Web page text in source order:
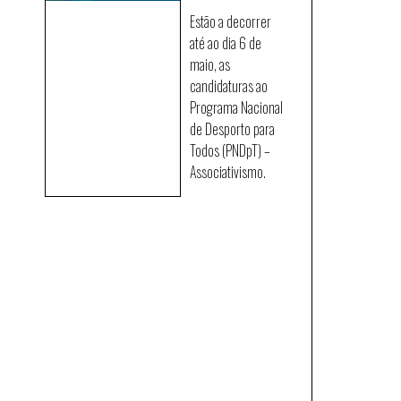
Estão a decorrer
até ao dia 6 de
maio, as
candidaturas ao
Programa Nacional
de Desporto para
Todos (PNDpT) –
Associativismo.